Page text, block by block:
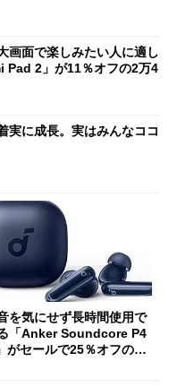
画面で楽しみたい人に適し
Pad 2」が11％オフの2万4
実に成長。実はみんなココ
を気にせず長時間使用で
「Anker Soundcore P4
がセールで25％オフの59